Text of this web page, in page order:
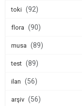
toki (92)
flora (90)
musa (89)
test (89)
ilan (56)
arşiv (56)